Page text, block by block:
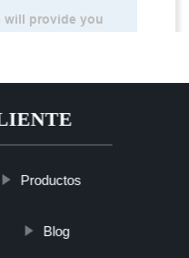
Productos
Blog